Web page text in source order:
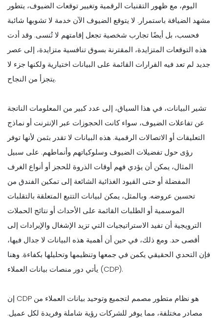
اليوم، مع ظهور التقنيات الرقمية وتغيير توقعات الضيوف، يتطور
مشهد الضيافة باستمرار. لا يتوقع الضيوف الآن خدمة لا تشوبها شائبة
فحسب، بل أيضًا تجارب شخصية تجعل إقامتهم لا تُنسى. وقد أدت
هذه التوقعات المتزايدة، المقترنة بسوق تنافسية متزايدة، إلى عصر
جديد لم تعد فيه القرارات القائمة على البيانات اختيارية ولكنها جزء لا
يتجزأ من النجاح.
تشير البيانات، في هذا السياق، إلى عدد كبير من المعلومات الناتجة
عن تفاعلات الضيوف، سواء كانت الحجوزات عبر الإنترنت أو نماذج
التعليقات أو الاتصالات الرقمية. هذه البيانات لا تقدر بثمن لأنها توفر
رؤى حول تفضيلات الضيوف وسلوكياتهم وأنماطهم. على سبيل
المثال، يمكن أن يؤدي فهم أوقات الذروة للحجز أو أنواع الغرف
المفضلة أو حتى القيود الغذائية الشائعة إلى تمكين الفندق من
تحسين عروضه. وبالمثل، يمكن لبيانات التتبع المتعلقة بالتقلبات
الموسمية أو الطلبات القائمة على الأحداث أو نتائج الحملات
الترويجية أن تفيد الاستراتيجيات التي تزيد الإشغال والإيرادات إلى
أقصى حد. ومع ذلك، في حين أن أهمية هذه البيانات لا جدال فيها،
فإن التحدي الحقيقي يكمن في جمعها وتنظيمها وتحليلها بكفاءة. وهنا
يأتي دور منصات بيانات العملاء (CDP).
إن CDP هو نظام متطور مصمم لتجميع وتوحيد بيانات العملاء من
مصادر مختلفة، مما يوفر للشركات رؤية شاملة وفريدة لكل عميل.